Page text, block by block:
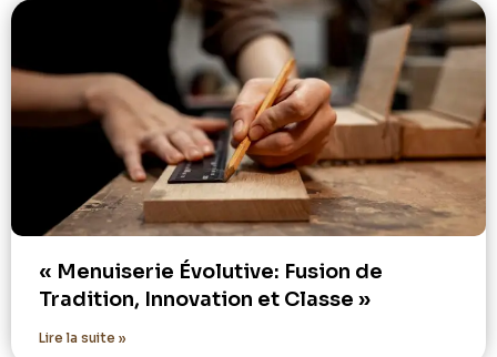
« Menuiserie Évolutive: Fusion de
Tradition, Innovation et Classe »
Lire la suite »